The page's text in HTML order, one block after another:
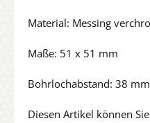
Material: Messing
Maße: 51 x 51 mm
Bohrlochabstand: 38 mm
Diesen Artikel können